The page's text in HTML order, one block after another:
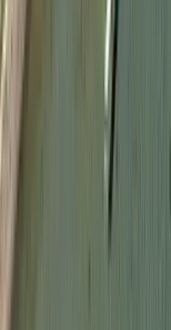
Välj den tid och